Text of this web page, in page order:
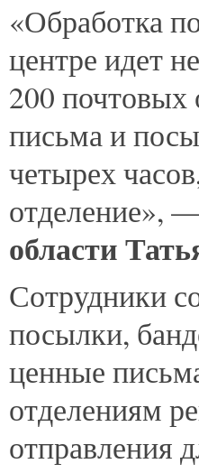
«Обработка
центре идет
200 почтовых
письма и
четырех
отделение»,
области
Сотрудники
посылки,
ценные
отделениям
отправления